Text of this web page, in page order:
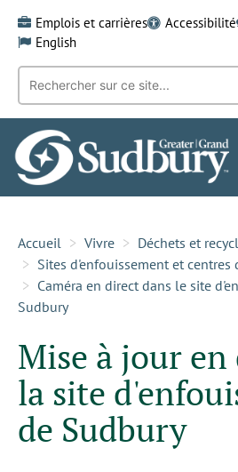
content
Emplois et carrières Accessibilité
English
Recherche
mot-
clé:
Accueil Vivre
Déchets et
Sites d'enfouissement et centres
Caméra en direct dans le site
Sudbury
Mise à jour
la site
de Sudbury